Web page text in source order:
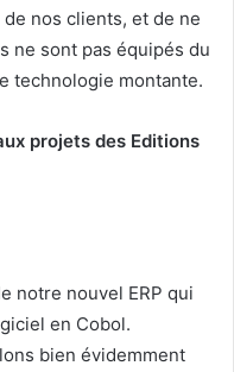
nos clients, et de ne
ne sont pas équipés du
technologie montante.
projets des Editions
notre nouvel ERP qui
en Cobol.
bien évidemment